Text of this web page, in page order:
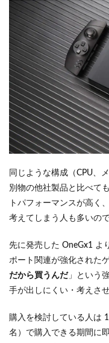
同じような構成（CPU、
別物の他社製品と比べて
トパフォーマンスが高く
考えてしまう人も多いの
先に発売した OneGx1 よ
ポート関連が強化された
だから買うんだ」という
手が出しにくい・考えさ
購入を検討している人は
名）で購入できる期間に